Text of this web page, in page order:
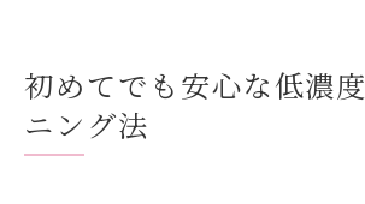
初めてでも安心な低濃
ニング法